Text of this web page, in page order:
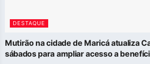
DESTAQUE
Mutirão na cidade de Maricá atualiza
sábados para ampliar acesso a